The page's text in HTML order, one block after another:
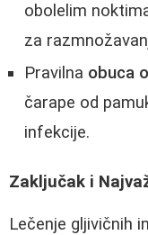
obolelim
za
Pravilna obuca
čarape od
infekcije.
Zaključak i
Lečenje gljivičnih